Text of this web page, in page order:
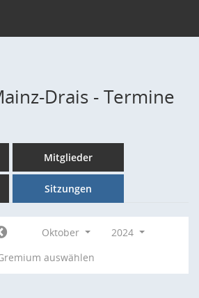
Drais - Termine
Mitglieder
Sitzungen
Oktober
2024
auswählen